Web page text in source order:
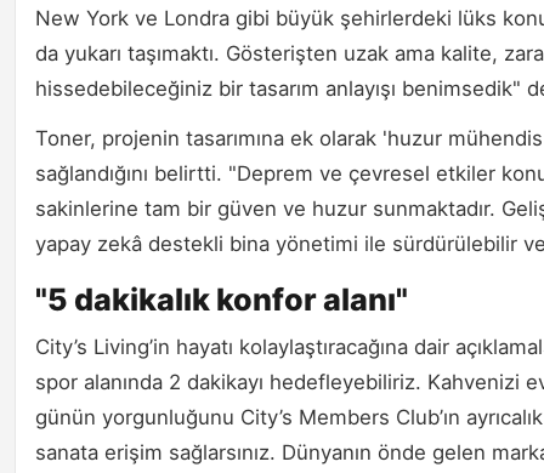
New York ve Londra gibi büyük şehirlerdeki lüks
da yukarı taşımaktı. Gösterişten uzak ama kalite,
hissedebileceğiniz bir tasarım anlayışı benimsedik"
Toner, projenin tasarımına ek olarak 'huzur
sağlandığını belirtti. "Deprem ve çevresel etkiler
sakinlerine tam bir güven ve huzur sunmaktadır.
yapay zekâ destekli bina yönetimi ile sürdürülebilir
"5 dakikalık konfor alanı"
City’s Living’in hayatı kolaylaştıracağına dair
spor alanında 2 dakikayı hedefleyebiliriz.
günün yorgunluğunu City’s Members Club’ın
sanata erişim sağlarsınız. Dünyanın önde gelen